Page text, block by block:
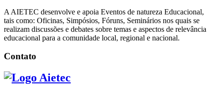
A AIETEC desenvolve e apoia Eventos de natureza Educacional,
tais como: Oficinas, Simpósios, Fóruns, Seminários nos quais se
realizam discussões e debates sobre temas e aspectos de relevância
educacional para a comunidade local, regional e nacional.
Contato